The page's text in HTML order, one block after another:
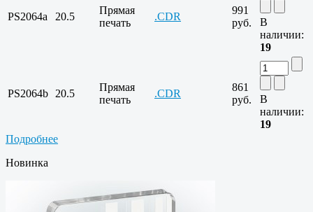
PS2064a 20.5
Прямая
печать
.CDR
991
руб.
В
наличии:
19
PS2064b 20.5
Прямая
печать
.CDR
861
руб.
В
наличии:
19
Подробнее
Новинка